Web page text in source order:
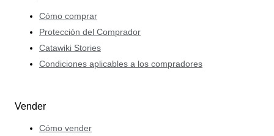
Cómo comprar
Protección del Comprador
Catawiki Stories
Condiciones aplicables a los compradores
Vender
Cómo vender